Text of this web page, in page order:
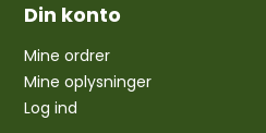
Din konto
Mine ordrer
Mine oplysninger
Log ind